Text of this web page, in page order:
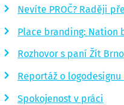
Nevíte PROČ? Raději
Place branding: Nation
Rozhovor s paní Žít Brno
Reportáž o logodesignu
Spokojenost v práci